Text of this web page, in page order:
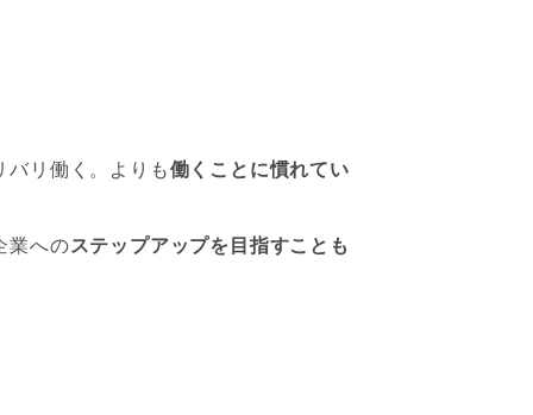
バリ働く。よりも働くことに慣れてい
業へのステップアップを目指すことも